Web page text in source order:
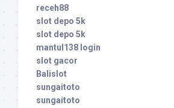
receh88
slot depo 5k
slot depo 5k
mantul138 login
slot gacor
Balislot
sungaitoto
sungaitoto